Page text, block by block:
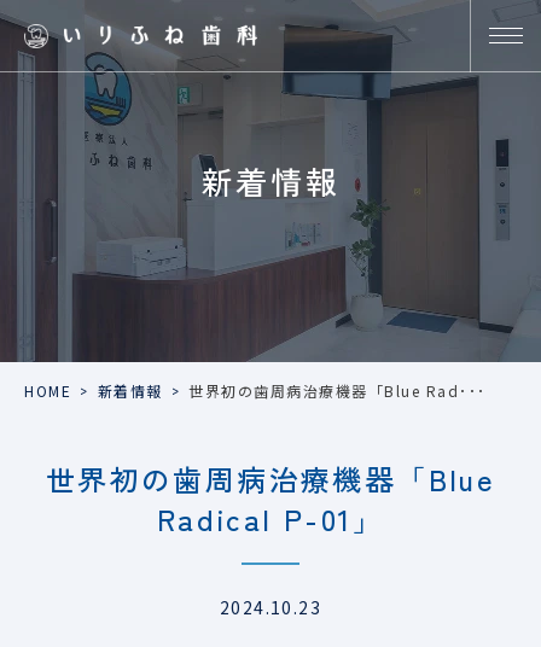
新着情報
HOME > 新着情報 > 世界初の歯周病治療機器「Blue Rad･･･
世界初の歯周病治療機器「Blue
Radical P-01」
2024.10.23